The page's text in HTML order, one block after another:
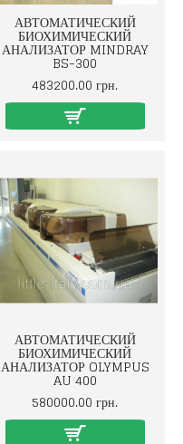
АВТОМАТИЧЕСКИЙ
БИОХИМИЧЕСКИЙ
АНАЛИЗАТОР MINDRAY
BS-300
483200.00 грн.
АВТОМАТИЧЕСКИЙ
БИОХИМИЧЕСКИЙ
АНАЛИЗАТОР OLYMPUS
AU 400
580000.00 грн.